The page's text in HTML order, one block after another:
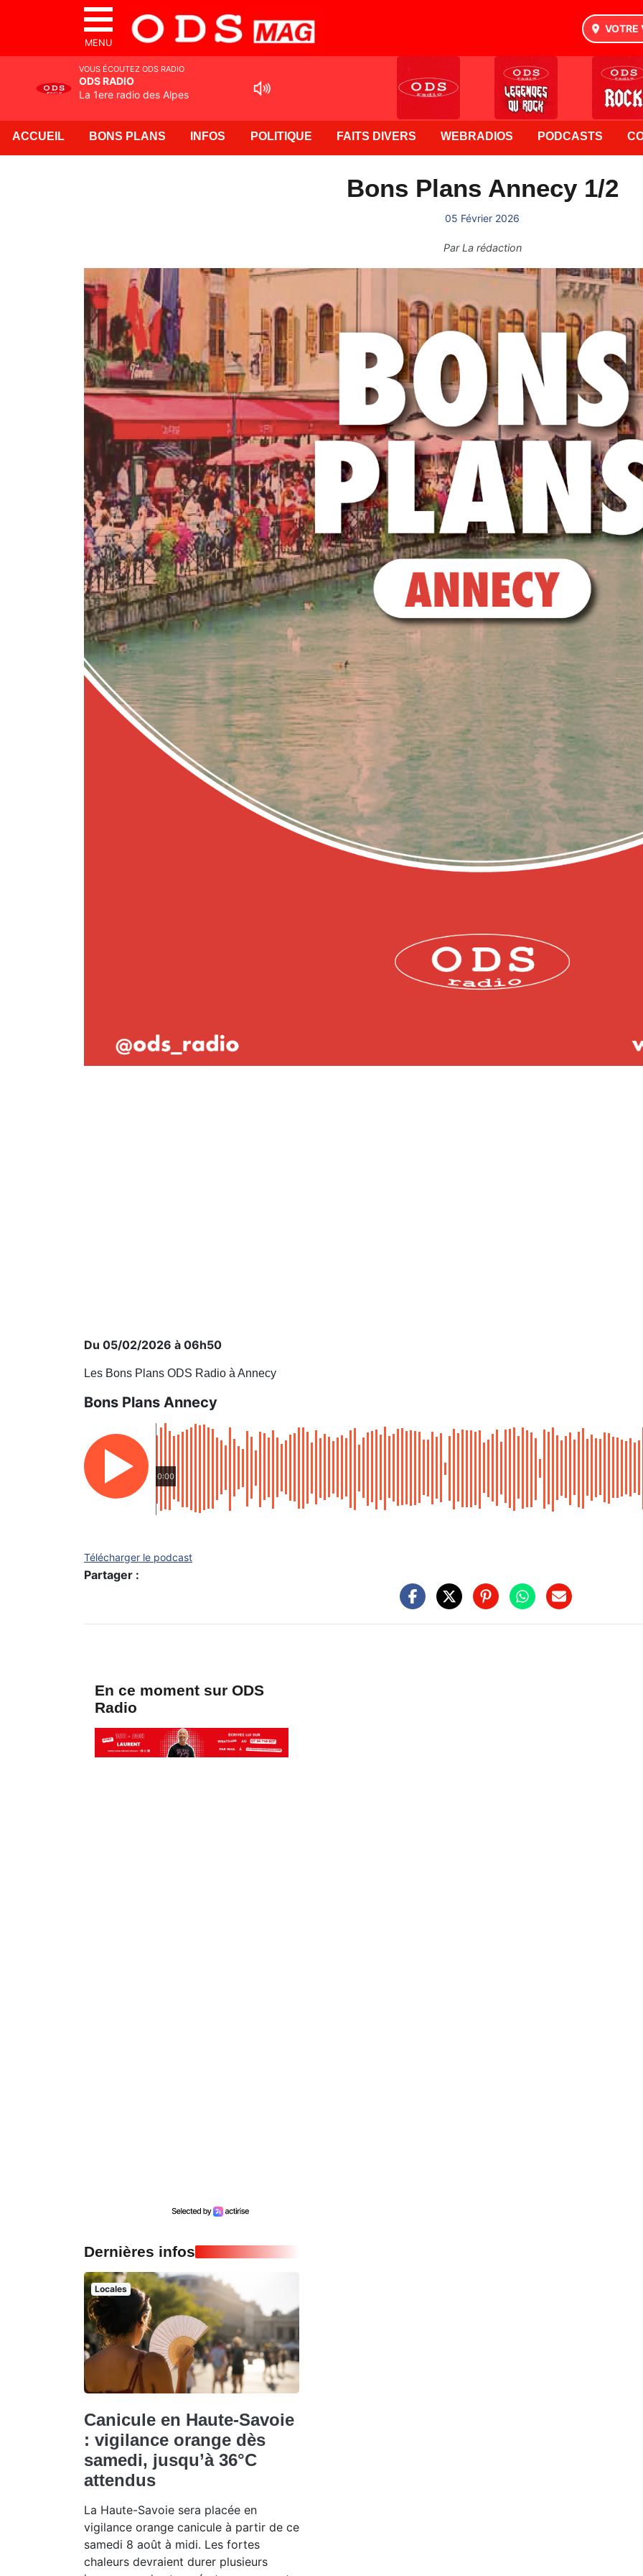
MENU
VOTRE
ACCUEIL BONS PLANS INFOS POLITIQUE FAITS DIVERS WEBRADIOS PODCASTS
Bons Plans Annecy 1/2
05 Février 2026
ParLa rédaction
Du 05/02/2026 à 06h50
Les Bons Plans ODS Radio à Annecy
Bons Plans Annecy
0:00
Télécharger le podcast
Partager :
En ce moment sur ODS
Radio
Dernières infos
Locales
Canicule en Haute-Savoie
: vigilance orange dès
samedi, jusqu’à 36°C
attendus
La Haute-Savoie sera placée en
vigilance orange canicule à partir de ce
samedi 8 août à midi. Les fortes
chaleurs devraient durer plusieurs
VOUS ÉCOUTEZ ODS RADIO
ODS RADIO
La 1ere radio des Alpes